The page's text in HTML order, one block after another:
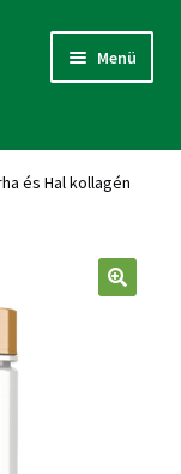
Menü
és Hal kollagén